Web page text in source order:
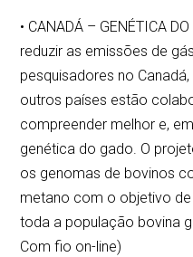
• CANADÁ – GENÉTICA
reduzir as emissões de
pesquisadores no
outros países estão
compreender melhor e,
genética do gado. O
os genomas de bovinos
metano com o objetivo
toda a população bovina
Com fio on-line)